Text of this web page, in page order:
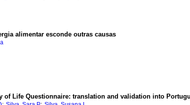
alimentar esconde outras causas
of Life Questionnaire: translation and validation into